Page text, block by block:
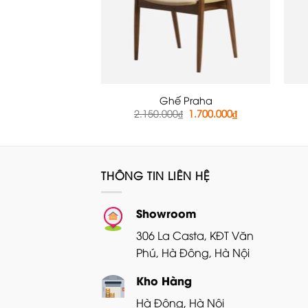
Ghế Praha
2.150.000₫ Giá
gốc
1.700.000₫Giá
hiện
THÔNG TIN LIÊN HỆ
Showroom
306 La Casta, KĐT Văn
Phú, Hà Đông, Hà Nội
Kho Hàng
Hà Đông, Hà Nội